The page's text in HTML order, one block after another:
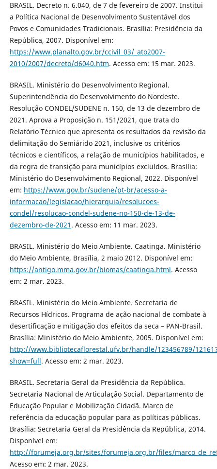
BRASIL. Decreto n. 6.040, de 7 de fevereiro de 2007. Institui
a Política Nacional de Desenvolvimento Sustentável dos
Povos e Comunidades Tradicionais. Brasília: Presidência da
República, 2007. Disponível em:
https://www.planalto.gov.br/ccivil_03/_ato2007-
2010/2007/decreto/d6040.htm. Acesso em: 15 mar. 2023.
BRASIL. Ministério do Desenvolvimento Regional.
Superintendência do Desenvolvimento do Nordeste.
Resolução CONDEL/SUDENE n. 150, de 13 de dezembro de
2021. Aprova a Proposição n. 151/2021, que trata do
Relatório Técnico que apresenta os resultados da revisão da
delimitação do Semiárido 2021, inclusive os critérios
técnicos e científicos, a relação de municípios habilitados, e
da regra de transição para municípios excluídos. Brasília:
Ministério do Desenvolvimento Regional, 2022. Disponível
em: https://www.gov.br/sudene/pt-br/acesso-a-
informacao/legislacao/hierarquia/resolucoes-
condel/resolucao-condel-sudene-no-150-de-13-de-
dezembro-de-2021 . Acesso em: 11 mar. 2023.
BRASIL. Ministério do Meio Ambiente. Caatinga. Ministério
do Meio Ambiente, Brasília, 2 maio 2012. Disponível em:
https://antigo.mma.gov.br/biomas/caatinga.html. Acesso
em: 2 mar. 2023.
BRASIL. Ministério do Meio Ambiente. Secretaria de
Recursos Hídricos. Programa de ação nacional de combate à
desertificação e mitigação dos efeitos da seca – PAN-Brasil.
Brasília: Ministério do Meio Ambiente, 2005. Disponível em:
http://www.bibliotecaflorestal.ufv.br/handle/123456789/
show=full. Acesso em: 2 mar. 2023.
BRASIL. Secretaria Geral da Presidência da República.
Secretaria Nacional de Articulação Social. Departamento de
Educação Popular e Mobilização Cidadã. Marco de
referência da educação popular para as políticas públicas.
Brasília: Secretaria Geral da Presidência da República, 2014.
Disponível em:
http://forumeja.org.br/sites/forumeja.org.br/files/
Acesso em: 2 mar. 2023.